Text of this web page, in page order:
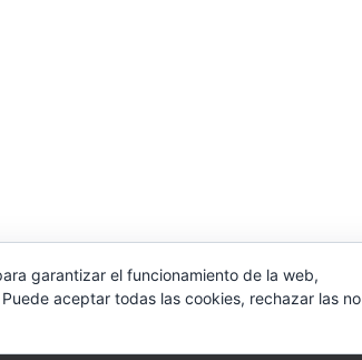
garantizar el funcionamiento de la web,
aceptar todas las cookies, rechazar las no